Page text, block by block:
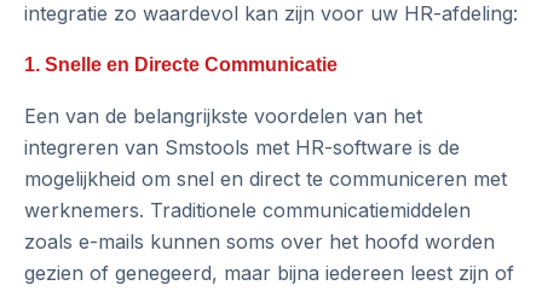
integratie zo waardevol kan zijn voor uw HR-afdeling:
1. Snelle en Directe Communicatie
Een van de belangrijkste voordelen van het
integreren van Smstools met HR-software is de
mogelijkheid om snel en direct te communiceren met
werknemers. Traditionele communicatiemiddelen
zoals e-mails kunnen soms over het hoofd worden
gezien of genegeerd, maar bijna iedereen leest zijn of